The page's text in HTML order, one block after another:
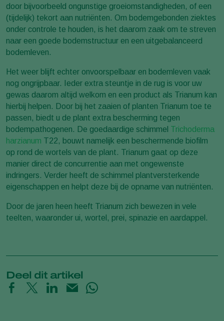
door bijvoorbeeld ongunstige groeiomstandigheden, of een
(tijdelijk) tekort aan nutriënten. Om bodemgebonden ziektes
onder controle te houden, is het daarom zaak om te streven
naar een goede bodemstructuur en een uitgebalanceerd
bodemleven.
Het weer blijft echter onvoorspelbaar en bodemleven vaak
nog ongrijpbaar. Ieder extra steuntje in de rug is voor uw
gewas daarom altijd welkom en een product als Trianum kan
hierbij helpen. Door bij het zaaien of planten Trianum toe te
passen, biedt u de plant extra bescherming tegen
bodempathogenen. De goedaardige schimmel Trichoderma
harzianum T22, bouwt namelijk een beschermende biofilm
op rond de wortels van de plant. Trianum gaat op deze
manier direct de concurrentie aan met ongewenste
indringers. Verder heeft de schimmel plantversterkende
eigenschappen en helpt deze bij de opname van nutriënten.
Door de jaren heen heeft Trianum zich bewezen in vele
teelten, waaronder ui, wortel, prei, spinazie en aardappel.
Deel dit artikel